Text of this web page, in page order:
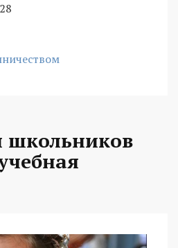
школьников